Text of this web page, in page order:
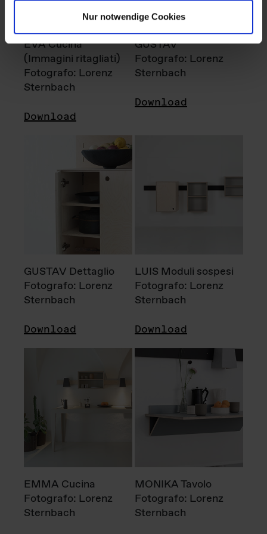
Nur notwendige Cookies
EVA Cucina
(Immagini ritagliati)
Fotografo: Lorenz
Sternbach
Download
GUSTAV
Fotografo: Lorenz
Sternbach
Download
GUSTAV Dettaglio
Fotografo: Lorenz
Sternbach
Download
LUIS Moduli sospesi
Fotografo: Lorenz
Sternbach
Download
EMMA Cucina
Fotografo: Lorenz
Sternbach
MONIKA Tavolo
Fotografo: Lorenz
Sternbach